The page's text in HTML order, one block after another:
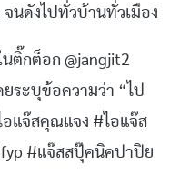
นดังไปทั่วบ้านทั่วเมือง
ติ๊กต็อก @jangjit2
ระบุข้อความว่า “ไป
อแจ๊สคุณแจง #ไอแจ๊ส
#แจ๊สสปุ๊คนิคปาปิย